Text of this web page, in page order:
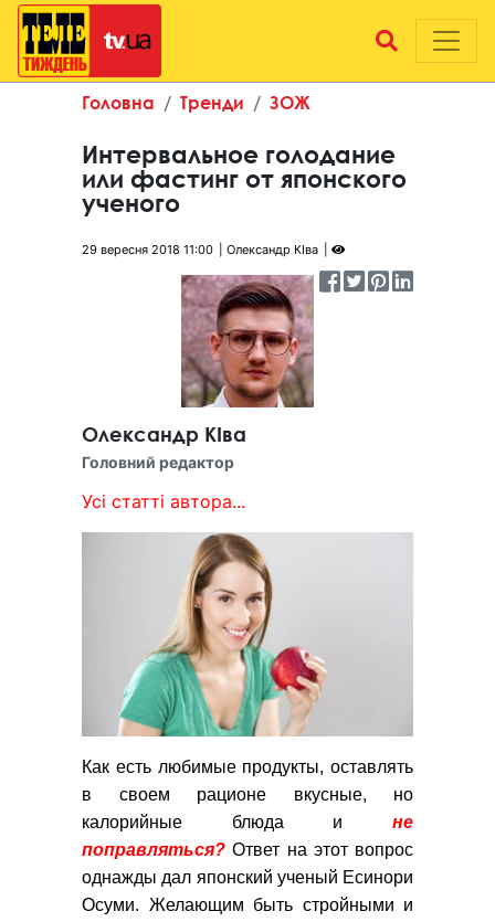
Головна Тренди ЗОЖ
Интервальное голодание
или фастинг от японского
ученого
29 вересня 2018 11:00 Олександр КІва
Олександр КІва
Головний редактор
Усі статті автора...
Как есть любимые продукты, оставлять
в своем рационе вкусные, но
калорийные блюда и не
поправляться? Ответ на этот вопрос
однажды дал японский ученый Есинори
Осуми. Желающим быть стройными и